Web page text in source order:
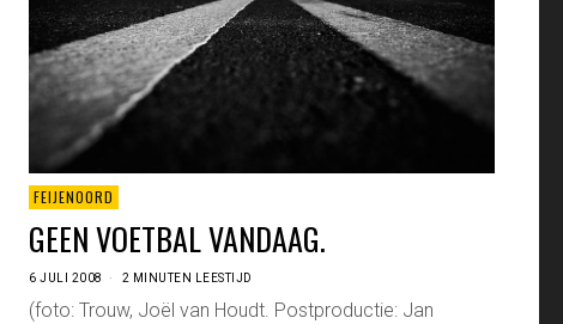
FEIJENOORD
GEEN VOETBAL VANDAAG.
6 JULI 2008 2 MINUTEN LEESTIJD
(foto: Trouw, Joël van Houdt. Postproductie: Jan